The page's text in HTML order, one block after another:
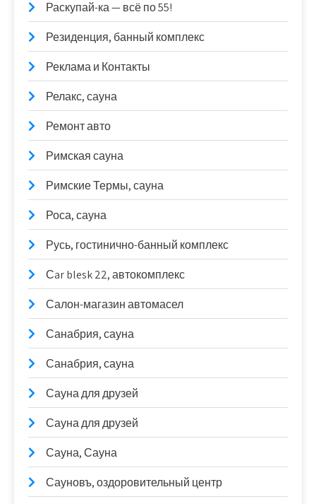
Раскупай-ка — всё по 55!
Резиденция, банный комплекс
Реклама и Контакты
Релакс, сауна
Ремонт авто
Римская сауна
Римские Термы, сауна
Роса, сауна
Русь, гостинично-банный комплекс
Сar blesk 22, автокомплекс
Салон-магазин автомасел
Санабрия, сауна
Санабрия, сауна
Сауна для друзей
Сауна для друзей
Сауна, Сауна
Сауновъ, оздоровительный центр